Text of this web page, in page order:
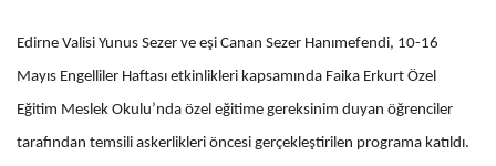
Edirne Valisi Yunus Sezer ve eşi Canan Sezer Hanımefendi, 10-16
Mayıs Engelliler Haftası etkinlikleri kapsamında Faika Erkurt Özel
Eğitim Meslek Okulu’nda özel eğitime gereksinim duyan öğrenciler
tarafından temsili askerlikleri öncesi gerçekleştirilen programa katıldı.